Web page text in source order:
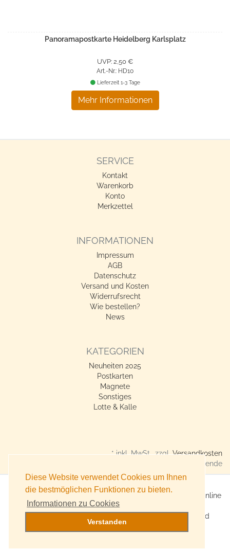
Panoramapostkarte Heidelberg Karlsplatz
UVP: 2,50 €
Art.-Nr.: HD10
Mehr Informationen
Lieferzeit 1-3 Tage
SERVICE
Kontakt
Warenkorb
Konto
Merkzettel
INFORMATIONEN
Impressum
AGB
Datenschutz
Versand und Kosten
Widerrufsrecht
Wie bestellen?
News
KATEGORIEN
Neuheiten 2025
Postkarten
Magnete
Sonstiges
Lotte & Kalle
* inkl. MwSt., zzgl.Versandkosten
Verkauf nur an Gewerbetreibende
X360° Postkarten-Shop - Geschenkideen für alle Anlässe online
kaufen
Online Versand für Trend-Produkte, Lifestyle-Artikel und
Accessoires
Diese Website verwendet Cookies um Ihnen
die bestmöglichen Funktionen zu bieten.
Informationen zu Cookies
Verstanden